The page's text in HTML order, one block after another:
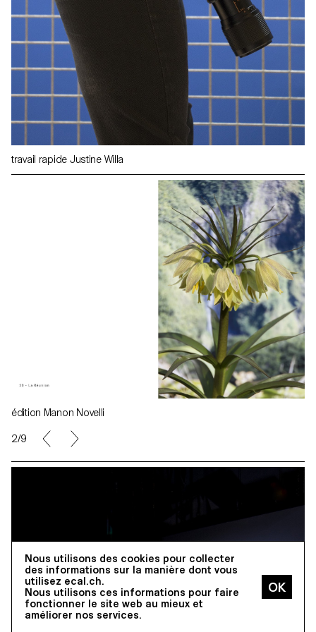
travail rapide Justine Willa
édition Manon Novelli
3/9
Nous utilisons des cookies pour collecter
des informations sur la manière dont vous
utilisez ecal.ch.
Nous utilisons ces informations pour faire
fonctionner le site web au mieux et
améliorer nos services.